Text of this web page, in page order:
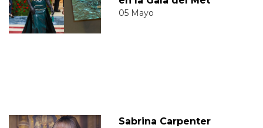
05 Mayo
Sabrina Carpenter